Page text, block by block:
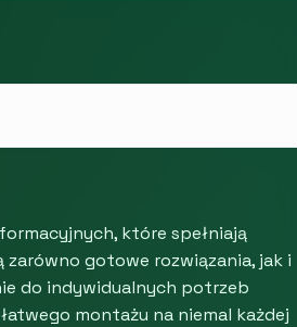
które spełniają
gotowe rozwiązania, jak i
do indywidualnych potrzeb
montażu na niemal każdej